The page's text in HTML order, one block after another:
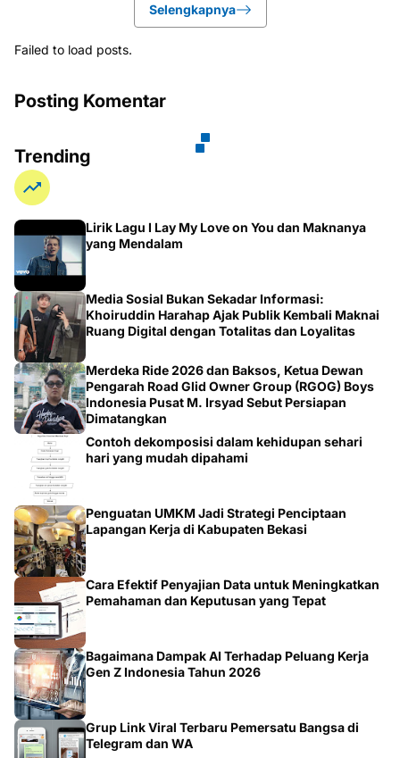
Selengkapnya
Failed to load posts.
Posting Komentar
Trending
Lirik Lagu I Lay My Love on You dan Maknanya
yang Mendalam
Media Sosial Bukan Sekadar Informasi:
Khoiruddin Harahap Ajak Publik Kembali Maknai
Ruang Digital dengan Totalitas dan Loyalitas
Merdeka Ride 2026 dan Baksos, Ketua Dewan
Pengarah Road Glid Owner Group (RGOG) Boys
Indonesia Pusat M. Irsyad Sebut Persiapan
Dimatangkan
Contoh dekomposisi dalam kehidupan sehari
hari yang mudah dipahami
Penguatan UMKM Jadi Strategi Penciptaan
Lapangan Kerja di Kabupaten Bekasi
Cara Efektif Penyajian Data untuk Meningkatkan
Pemahaman dan Keputusan yang Tepat
Bagaimana Dampak AI Terhadap Peluang Kerja
Gen Z Indonesia Tahun 2026
Grup Link Viral Terbaru Pemersatu Bangsa di
Telegram dan WA